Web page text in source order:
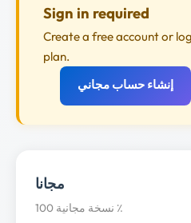
Sign in required
Create a free account or
plan.
إنشاء حساب مجاني
مجانا
نسخة مجانية 100 ٪